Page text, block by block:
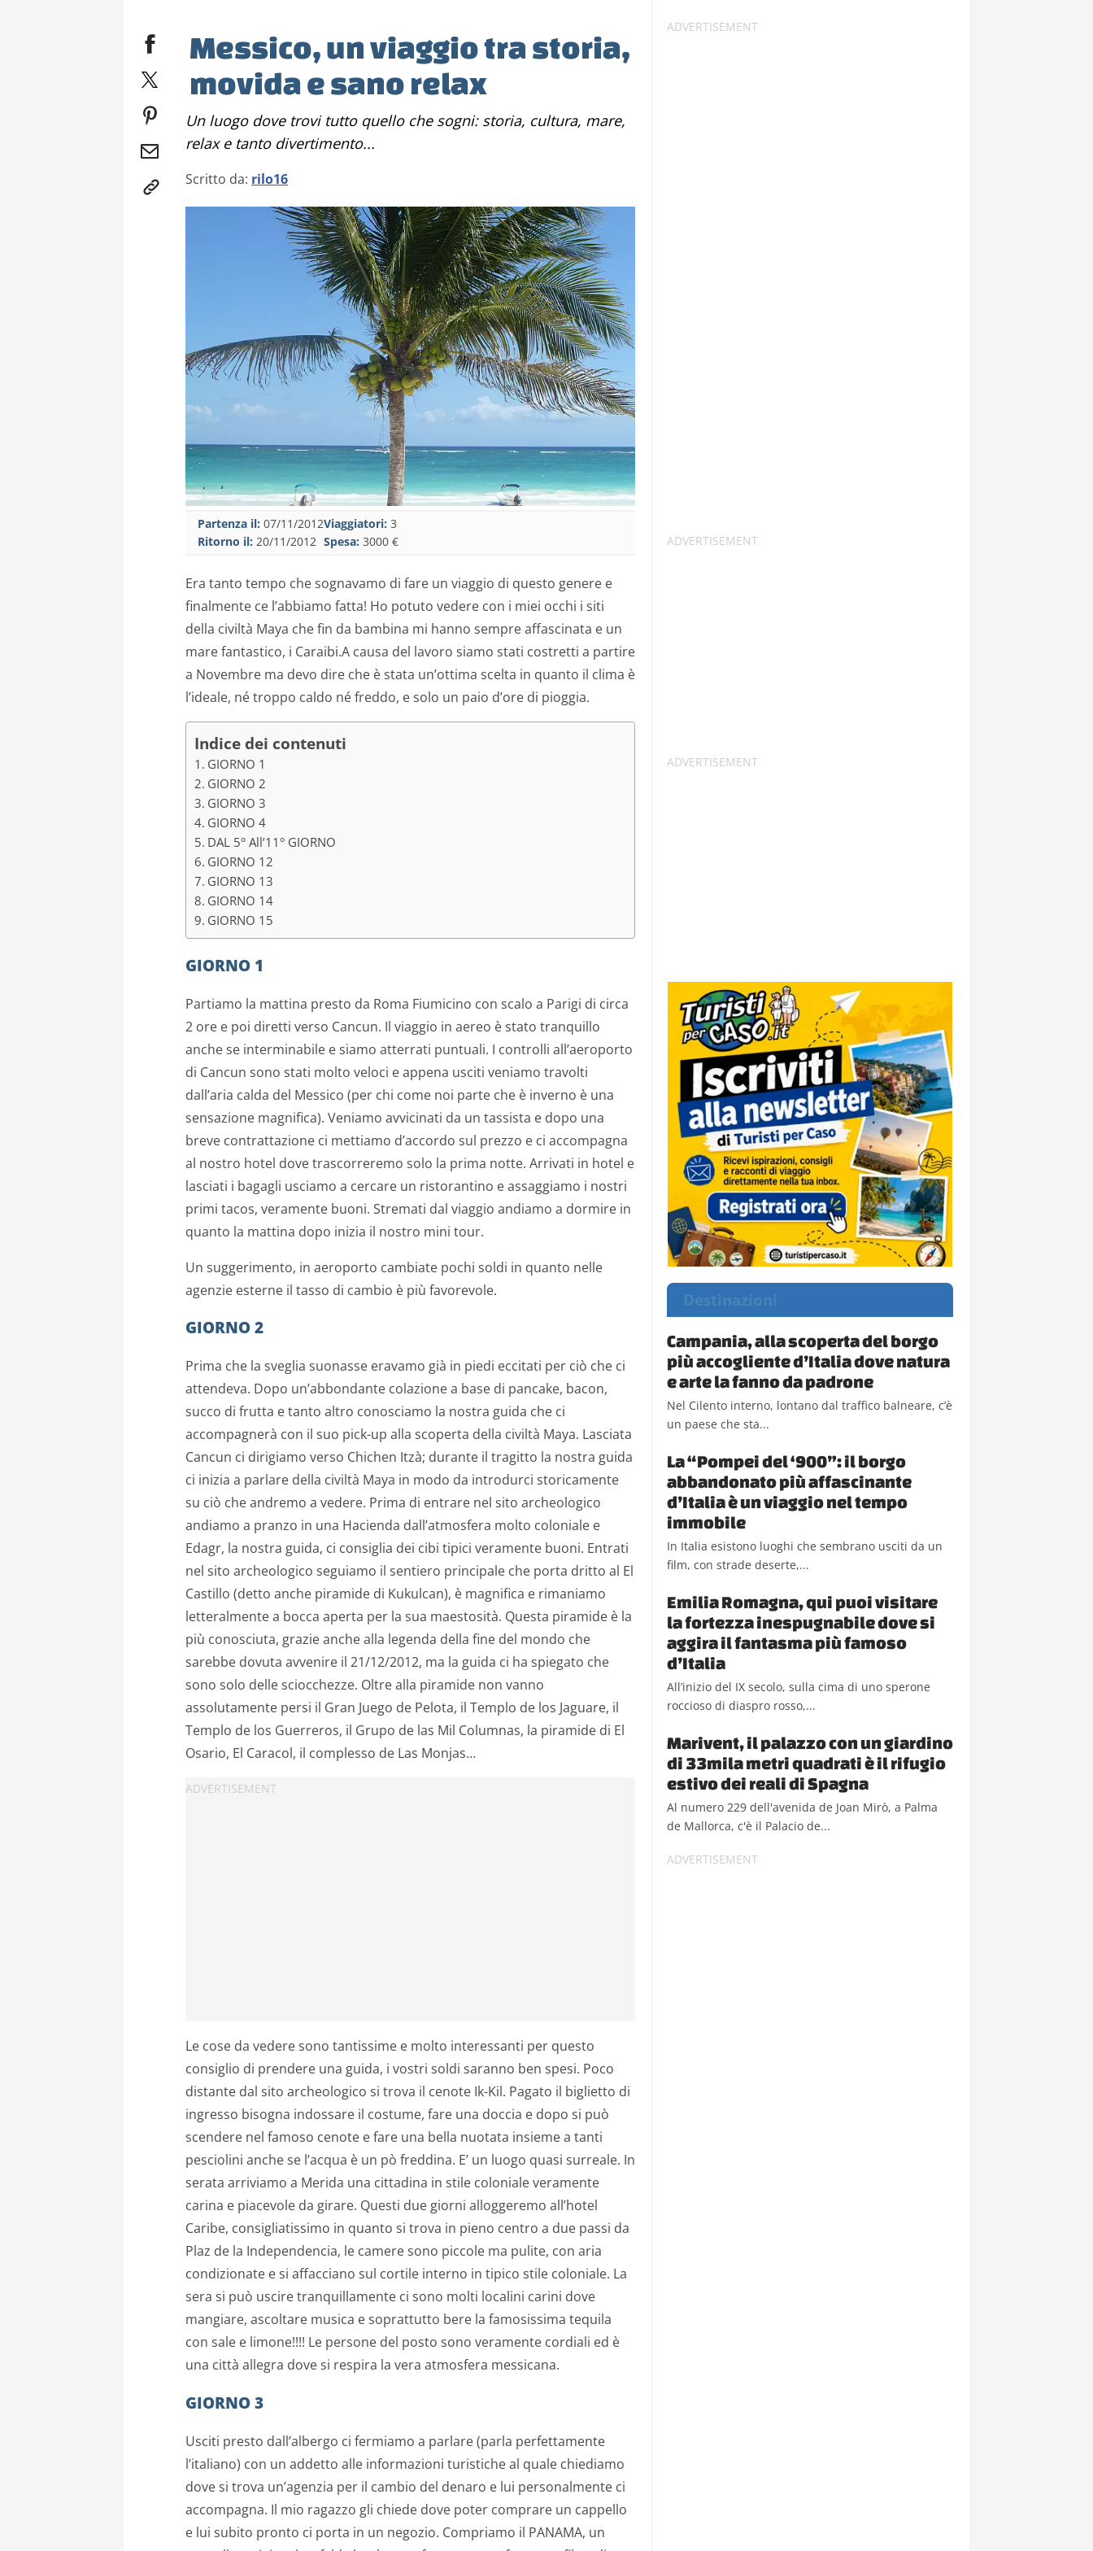
Messico, un viaggio tra storia,
movida e sano relax
Un luogo dove trovi tutto quello che sogni: storia, cultura, mare,
relax e tanto divertimento...
Scritto da: rilo16
Partenza il: 07/11/2012
Ritorno il: 20/11/2012
Viaggiatori: 3
Spesa: 3000 €
Era tanto tempo che sognavamo di fare un viaggio di questo genere e
finalmente ce l’abbiamo fatta! Ho potuto vedere con i miei occhi i siti
della civiltà Maya che fin da bambina mi hanno sempre affascinata e un
mare fantastico, i Caraibi.A causa del lavoro siamo stati costretti a partire
a Novembre ma devo dire che è stata un’ottima scelta in quanto il clima è
l’ideale, né troppo caldo né freddo, e solo un paio d’ore di pioggia.
Indice dei contenuti
GIORNO 1
GIORNO 2
GIORNO 3
GIORNO 4
DAL 5° All’11° GIORNO
GIORNO 12
GIORNO 13
GIORNO 14
GIORNO 15
GIORNO 1
Partiamo la mattina presto da Roma Fiumicino con scalo a Parigi di circa
2 ore e poi diretti verso Cancun. Il viaggio in aereo è stato tranquillo
anche se interminabile e siamo atterrati puntuali. I controlli all’aeroporto
di Cancun sono stati molto veloci e appena usciti veniamo travolti
dall’aria calda del Messico (per chi come noi parte che è inverno è una
sensazione magnifica). Veniamo avvicinati da un tassista e dopo una
breve contrattazione ci mettiamo d’accordo sul prezzo e ci accompagna
al nostro hotel dove trascorreremo solo la prima notte. Arrivati in hotel e
lasciati i bagagli usciamo a cercare un ristorantino e assaggiamo i nostri
primi tacos, veramente buoni. Stremati dal viaggio andiamo a dormire in
quanto la mattina dopo inizia il nostro mini tour.
Un suggerimento, in aeroporto cambiate pochi soldi in quanto nelle
agenzie esterne il tasso di cambio è più favorevole.
GIORNO 2
Prima che la sveglia suonasse eravamo già in piedi eccitati per ciò che ci
attendeva. Dopo un’abbondante colazione a base di pancake, bacon,
succo di frutta e tanto altro conosciamo la nostra guida che ci
accompagnerà con il suo pick-up alla scoperta della civiltà Maya. Lasciata
Cancun ci dirigiamo verso Chichen Itzà; durante il tragitto la nostra guida
ci inizia a parlare della civiltà Maya in modo da introdurci storicamente
su ciò che andremo a vedere. Prima di entrare nel sito archeologico
andiamo a pranzo in una Hacienda dall’atmosfera molto coloniale e
Edagr, la nostra guida, ci consiglia dei cibi tipici veramente buoni. Entrati
nel sito archeologico seguiamo il sentiero principale che porta dritto al El
Castillo (detto anche piramide di Kukulcan), è magnifica e rimaniamo
letteralmente a bocca aperta per la sua maestosità. Questa piramide è la
più conosciuta, grazie anche alla legenda della fine del mondo che
sarebbe dovuta avvenire il 21/12/2012, ma la guida ci ha spiegato che
sono solo delle sciocchezze. Oltre alla piramide non vanno
assolutamente persi il Gran Juego de Pelota, il Templo de los Jaguare, il
Templo de los Guerreros, il Grupo de las Mil Columnas, la piramide di El
Osario, El Caracol, il complesso de Las Monjas…
Le cose da vedere sono tantissime e molto interessanti per questo
consiglio di prendere una guida, i vostri soldi saranno ben spesi. Poco
distante dal sito archeologico si trova il cenote Ik-Kil. Pagato il biglietto di
ingresso bisogna indossare il costume, fare una doccia e dopo si può
scendere nel famoso cenote e fare una bella nuotata insieme a tanti
pesciolini anche se l’acqua è un pò freddina. E’ un luogo quasi surreale. In
serata arriviamo a Merida una cittadina in stile coloniale veramente
carina e piacevole da girare. Questi due giorni alloggeremo all’hotel
Caribe, consigliatissimo in quanto si trova in pieno centro a due passi da
Plaz de la Independencia, le camere sono piccole ma pulite, con aria
condizionate e si affacciano sul cortile interno in tipico stile coloniale. La
sera si può uscire tranquillamente ci sono molti localini carini dove
mangiare, ascoltare musica e soprattutto bere la famosissima tequila
con sale e limone!!!! Le persone del posto sono veramente cordiali ed è
una città allegra dove si respira la vera atmosfera messicana.
GIORNO 3
Usciti presto dall’albergo ci fermiamo a parlare (parla perfettamente
l’italiano) con un addetto alle informazioni turistiche al quale chiediamo
dove si trova un’agenzia per il cambio del denaro e lui personalmente ci
accompagna. Il mio ragazzo gli chiede dove poter comprare un cappello
e lui subito pronto ci porta in un negozio. Compriamo il PANAMA, un
Destinazioni
Campania, alla scoperta del borgo
più accogliente d’Italia dove natura
e arte la fanno da padrone
Nel Cilento interno, lontano dal traffico balneare, c’è
un paese che sta...
La “Pompei del ‘900”: il borgo
abbandonato più affascinante
d’Italia è un viaggio nel tempo
immobile
In Italia esistono luoghi che sembrano usciti da un
film, con strade deserte,...
Emilia Romagna, qui puoi visitare
la fortezza inespugnabile dove si
aggira il fantasma più famoso
d’Italia
All’inizio del IX secolo, sulla cima di uno sperone
roccioso di diaspro rosso,...
Marivent, il palazzo con un giardino
di 33mila metri quadrati è il rifugio
estivo dei reali di Spagna
Al numero 229 dell'avenida de Joan Mirò, a Palma
de Mallorca, c'è il Palacio de...